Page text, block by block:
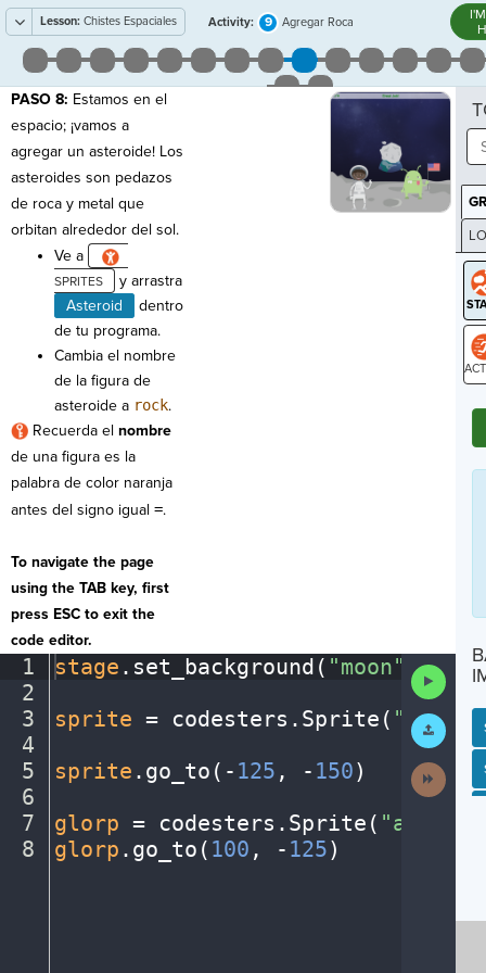
Lesson: Chistes Espaciales Activity: 9 Agregar Roca
PASO 8: Estamos en el
espacio; ¡vamos a
agregar un asteroide! Los
asteroides son pedazos
de roca y metal que
orbitan alrededor del sol.
Ve a
y arrastra
Asteroid
dentro
de tu programa.
Cambia el nombre
de la figura de
asteroide a rock.
Recuerda el nombre
de una figura es la
palabra de color naranja
antes del signo igual =.
To navigate the page
using the TAB key, first
press ESC to exit the
code editor.
1
2
3
4
5
6
7
8
stage . set_background( "moon" )¬
sprite = codesters . Sprite(
sprite . go_to( - 125 , - 150)
glorp = codesters . Sprite( "alien1"
glorp . go_to( 100 , - 125)
Code
Work
Activity